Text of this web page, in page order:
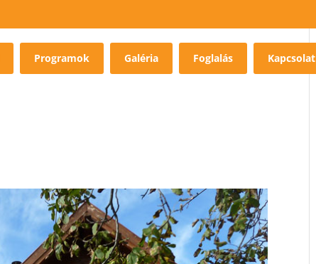
Programok Galéria Foglalás Kapcsolat